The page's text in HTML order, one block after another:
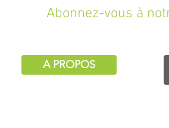
Abonnez-vous à
A PROPOS